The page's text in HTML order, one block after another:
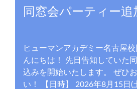
同窓会パーティー追
ヒューマンアカデミー名古屋
んにちは！ 先日告知していた
込みを開始いたします。 ぜひ
い！ 【日時】 2026年8月15日(